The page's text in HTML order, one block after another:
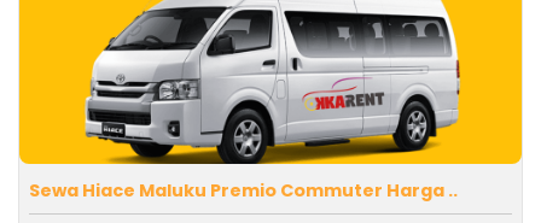
Sewa Hiace Maluku Premio Commuter Harga ..